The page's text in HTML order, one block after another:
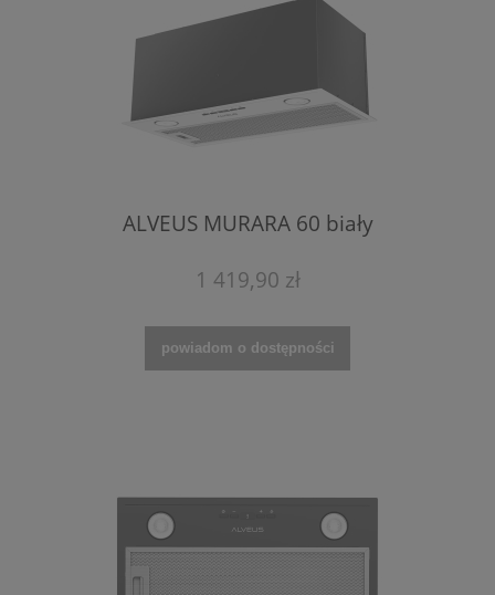
ALVEUS MURARA 60 biały
1 419,90 zł
powiadom o dostępności